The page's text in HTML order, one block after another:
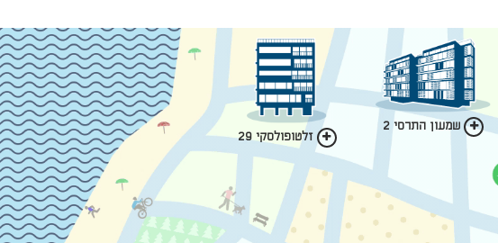
זלטופולסקי 29
שמעון התרסי 2